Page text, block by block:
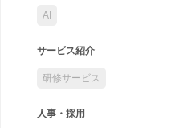
AI
サービス紹介
研修サービス
人事・採用